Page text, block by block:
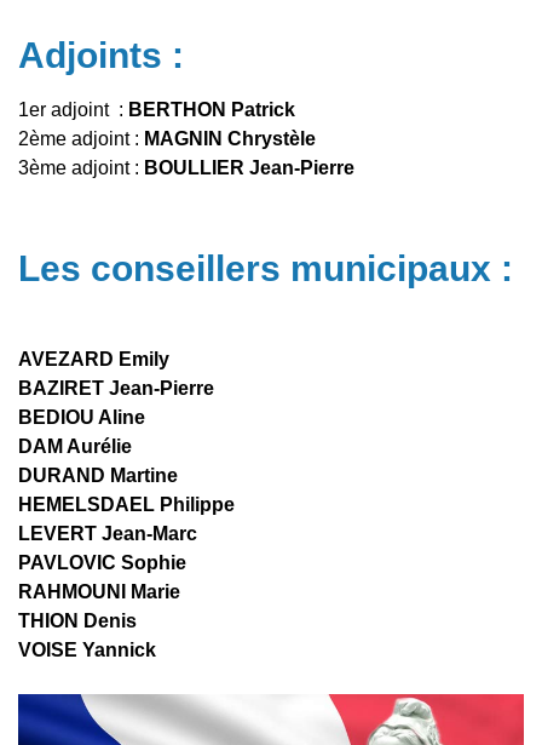
Adjoints :
1er adjoint : BERTHON Patrick
2ème adjoint : MAGNIN Chrystèle
3ème adjoint : BOULLIER Jean-Pierre
Les conseillers municipaux :
AVEZARD Emily
BAZIRET Jean-Pierre
BEDIOU Aline
DAM Aurélie
DURAND Martine
HEMELSDAEL Philippe
LEVERT Jean-Marc
PAVLOVIC Sophie
RAHMOUNI Marie
THION Denis
VOISE Yannick